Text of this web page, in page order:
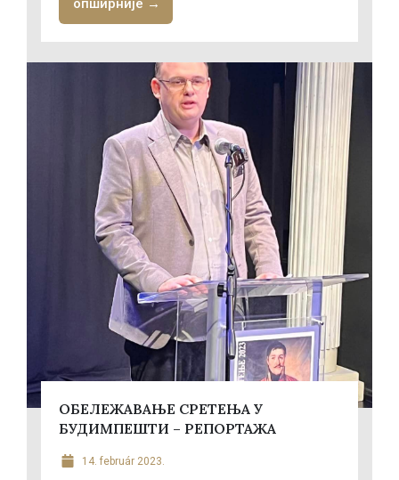
опширније →
ОБЕЛЕЖАВАЊЕ СРЕТЕЊА У
БУДИМПЕШТИ – РЕПОРТАЖА
14. február 2023.